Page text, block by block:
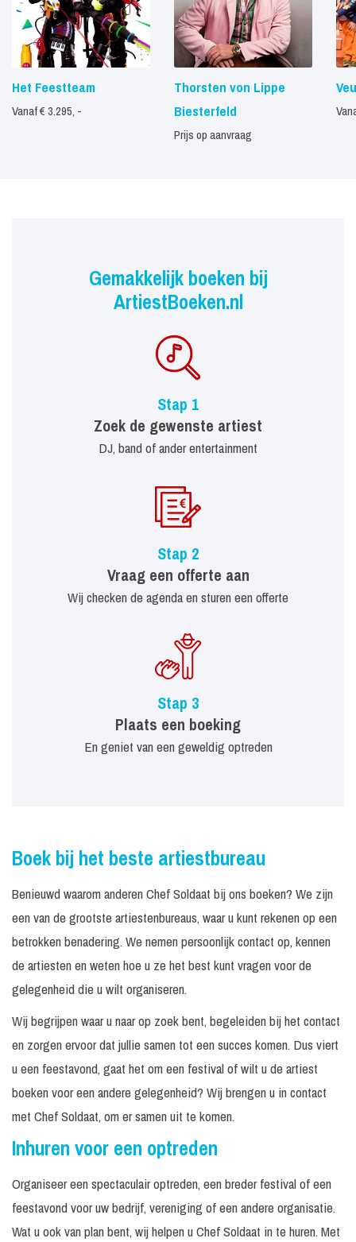
Het Feestteam
Vanaf € 3.295, -
Thorsten von Lippe
Biesterfeld
Prijs op aanvraag
Gemakkelijk boeken bij
ArtiestBoeken.nl
Stap 1
Zoek de gewenste artiest
DJ, band of ander entertainment
Stap 2
Vraag een offerte aan
Wij checken de agenda en sturen een offerte
Stap 3
Plaats een boeking
En geniet van een geweldig optreden
Boek bij het beste artiestbureau
Benieuwd waarom anderen Chef Soldaat bij ons boeken? We zijn
een van de grootste artiestenbureaus, waar u kunt rekenen op een
betrokken benadering. We nemen persoonlijk contact op, kennen
de artiesten en weten hoe u ze het best kunt vragen voor de
gelegenheid die u wilt organiseren.
Wij begrijpen waar u naar op zoek bent, begeleiden bij het contact
en zorgen ervoor dat jullie samen tot een succes komen. Dus viert
u een feestavond, gaat het om een festival of wilt u de artiest
boeken voor een andere gelegenheid? Wij brengen u in contact
met Chef Soldaat, om er samen uit te komen.
Inhuren voor een optreden
Organiseer een spectaculair optreden, een breder festival of een
feestavond voor uw bedrijf, vereniging of een andere organisatie.
Wat u ook van plan bent, wij helpen u Chef Soldaat in te huren. Met